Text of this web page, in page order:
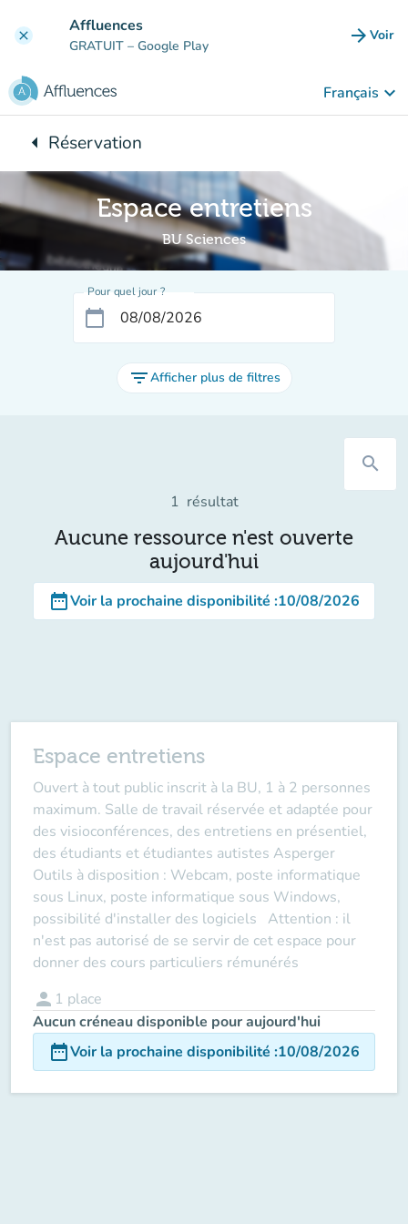
clear Affluences
GRATUIT – Google Play arrow_forward Voir
Français keyboard_arrow_down
arrow_leftRetour à :
Réservation
Espace entretiens
BU Sciences
Pour quel jour ?
calendar_today
filter_listAfficher plus de filtres
search
1 résultat
Aucune ressource n'est ouverte
aujourd'hui
date_rangeVoir la prochaine disponibilité :10/08/2026
Espace entretiens
Ouvert à tout public inscrit à la BU, 1 à 2 personnes
maximum. Salle de travail réservée et adaptée pour
des visioconférences, des entretiens en présentiel,
des étudiants et étudiantes autistes Asperger
Outils à disposition : Webcam, poste informatique
sous Linux, poste informatique sous Windows,
possibilité d'installer des logiciels Attention : il
n'est pas autorisé de se servir de cet espace pour
donner des cours particuliers rémunérés
person 1 place
Aucun créneau disponible pour aujourd'hui
date_rangeVoir la prochaine disponibilité :10/08/2026